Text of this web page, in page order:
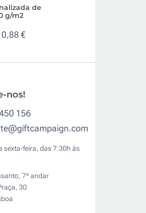
de
g/m2
0,88 €
nos!
156
sexta-feira, das 7:30h às
7º andar
30